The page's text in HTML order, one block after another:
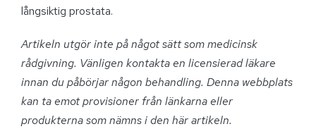
långsiktig prostata.
Artikeln utgör inte på något sätt som medicinsk
rådgivning. Vänligen kontakta en licensierad läkare
innan du påbörjar någon behandling. Denna webbplats
kan ta emot provisioner från länkarna eller
produkterna som nämns i den här artikeln.